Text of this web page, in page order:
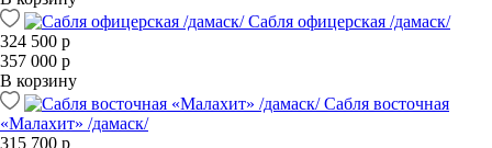
Сабля офицерская /дамаск/
324 500 р
357 000 р
В корзину
Сабля восточная
«Малахит» /дамаск/
315 700 р